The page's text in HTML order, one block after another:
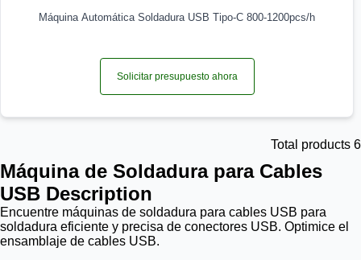
Máquina Automática Soldadura USB Tipo-C 800-1200pcs/h
Solicitar presupuesto ahora
Total products 6
Máquina de Soldadura para Cables
USB Description
Encuentre máquinas de soldadura para cables USB para
soldadura eficiente y precisa de conectores USB. Optimice el
ensamblaje de cables USB.